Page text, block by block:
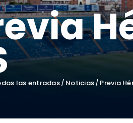
las entradas Noticias Previa